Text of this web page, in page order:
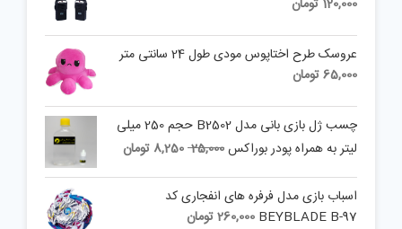
120,000 تومان
عروسک طرح اختاپوس مودی طول 24 سانتی متر
65,000تومان
چسب ژل بازی بانی مدل B2502 حجم 250 میلی
لیتر به همراه پودر بوراکس25,000
Original
was:
25,000 تومان.
8,250 تومان Current
price
اسباب بازی مدل فرفره های انفجاری کد
BEYBLADE B-97
260,000تومان